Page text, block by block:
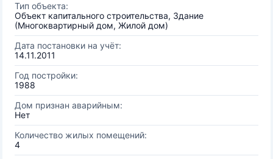
Тип объекта:
Объект капитального строительства, Здание
(Многоквартирный дом, Жилой дом)
Дата постановки на учёт:
14.11.2011
Год постройки:
1988
Дом признан аварийным:
Нет
Количество жилых помещений:
4